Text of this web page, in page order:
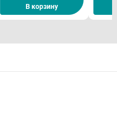
В корзину